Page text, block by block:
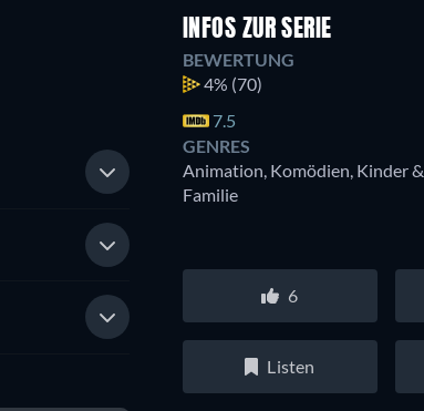
INFOS ZUR SERIE
BEWERTUNG
4% (70)
7.5
GENRES
Animation, Komödien, Kinder &
Familie
6
Listen